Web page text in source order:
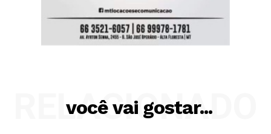
você vai gostar...
RELACIONADO